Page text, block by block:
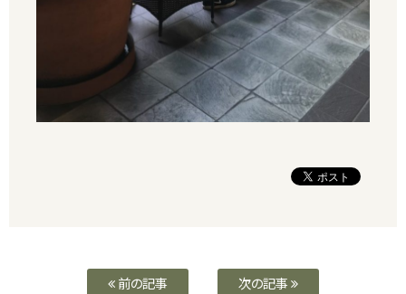
前の記事 次の記事